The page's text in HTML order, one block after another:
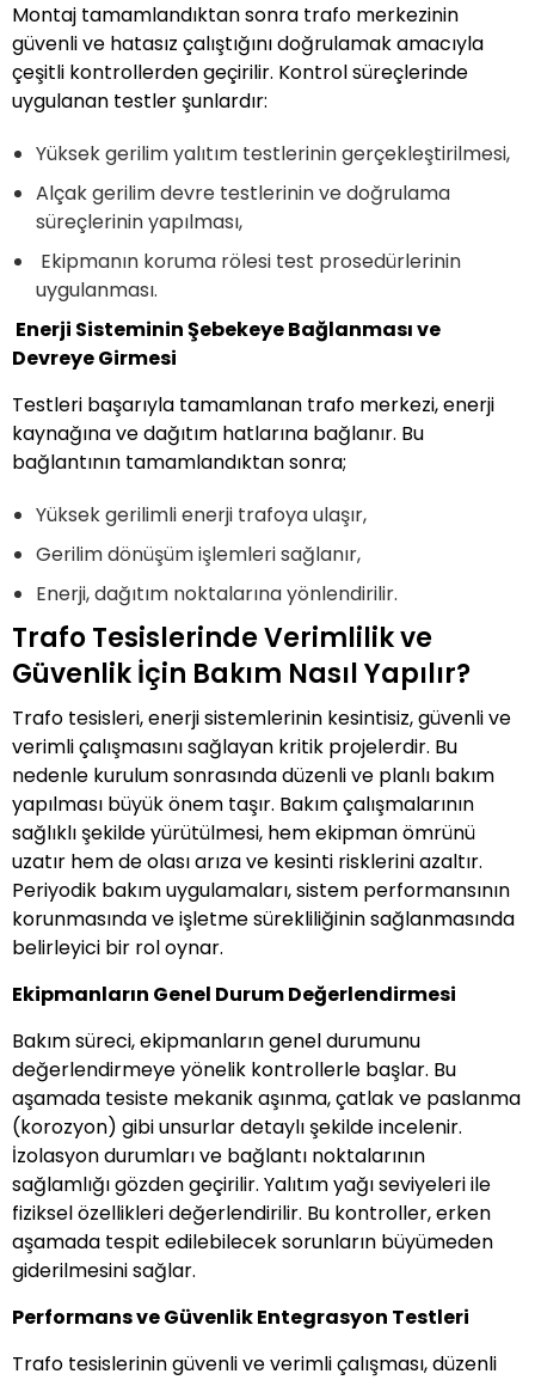
Montaj tamamlandıktan sonra trafo merkezinin
güvenli ve hatasız çalıştığını doğrulamak amacıyla
çeşitli kontrollerden geçirilir. Kontrol süreçlerinde
uygulanan testler şunlardır:
Yüksek gerilim yalıtım testlerinin gerçekleştirilmesi,
Alçak gerilim devre testlerinin ve doğrulama
süreçlerinin yapılması,
Ekipmanın koruma rölesi test prosedürlerinin
uygulanması.
Enerji Sisteminin Şebekeye Bağlanması ve
Devreye Girmesi
Testleri başarıyla tamamlanan trafo merkezi, enerji
kaynağına ve dağıtım hatlarına bağlanır. Bu
bağlantının tamamlandıktan sonra;
Yüksek gerilimli enerji trafoya ulaşır,
Gerilim dönüşüm işlemleri sağlanır,
Enerji, dağıtım noktalarına yönlendirilir.
Trafo Tesislerinde Verimlilik ve
Güvenlik İçin Bakım Nasıl Yapılır?
Trafo tesisleri, enerji sistemlerinin kesintisiz, güvenli ve
verimli çalışmasını sağlayan kritik projelerdir. Bu
nedenle kurulum sonrasında düzenli ve planlı bakım
yapılması büyük önem taşır. Bakım çalışmalarının
sağlıklı şekilde yürütülmesi, hem ekipman ömrünü
uzatır hem de olası arıza ve kesinti risklerini azaltır.
Periyodik bakım uygulamaları, sistem performansının
korunmasında ve işletme sürekliliğinin sağlanmasında
belirleyici bir rol oynar.
Ekipmanların Genel Durum Değerlendirmesi
Bakım süreci, ekipmanların genel durumunu
değerlendirmeye yönelik kontrollerle başlar. Bu
aşamada tesiste mekanik aşınma, çatlak ve paslanma
(korozyon) gibi unsurlar detaylı şekilde incelenir.
İzolasyon durumları ve bağlantı noktalarının
sağlamlığı gözden geçirilir. Yalıtım yağı seviyeleri ile
fiziksel özellikleri değerlendirilir. Bu kontroller, erken
aşamada tespit edilebilecek sorunların büyümeden
giderilmesini sağlar.
Performans ve Güvenlik Entegrasyon Testleri
Trafo tesislerinin güvenli ve verimli çalışması, düzenli